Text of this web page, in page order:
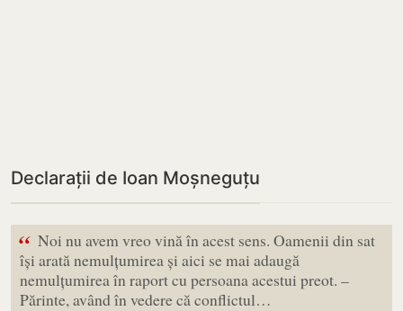
Declarații de Ioan Moșneguțu
“ Noi nu avem vreo vină în acest sens. Oamenii din sat
își arată nemulțumirea și aici se mai adaugă
nemulțumirea în raport cu persoana acestui preot. –
Părinte, având în vedere că conflictul…